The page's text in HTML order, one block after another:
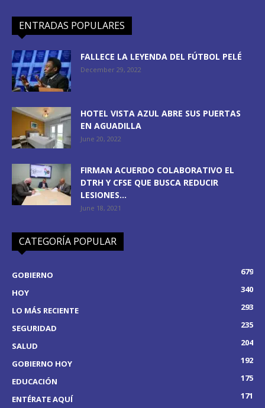
ENTRADAS POPULARES
FALLECE LA LEYENDA DEL FÚTBOL PELÉ
December 29, 2022
HOTEL VISTA AZUL ABRE SUS PUERTAS
EN AGUADILLA
June 20, 2022
FIRMAN ACUERDO COLABORATIVO EL
DTRH Y CFSE QUE BUSCA REDUCIR
LESIONES...
June 18, 2021
CATEGORÍA POPULAR
GOBIERNO
679
HOY
340
LO MÁS RECIENTE
293
SEGURIDAD
235
SALUD
204
GOBIERNO HOY
192
EDUCACIÓN
175
ENTÉRATE AQUÍ
171